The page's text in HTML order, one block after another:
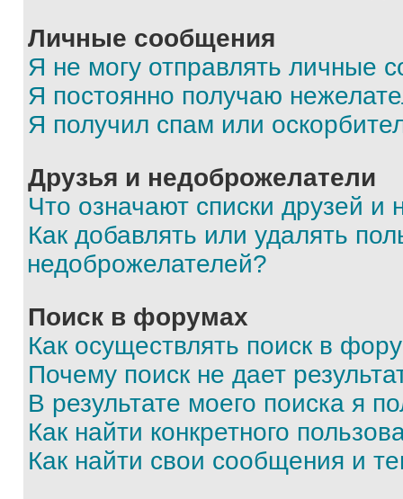
Личные сообщения
Я не могу отправлять личные
Я постоянно получаю
Я получил спам или
Друзья и недоброжелатели
Что означают списки друзей и
Как добавлять или удалять
недоброжелателей?
Поиск в форумах
Как осуществлять поиск в
Почему поиск не дает
В результате моего поиска я
Как найти конкретного
Как найти свои сообщения и